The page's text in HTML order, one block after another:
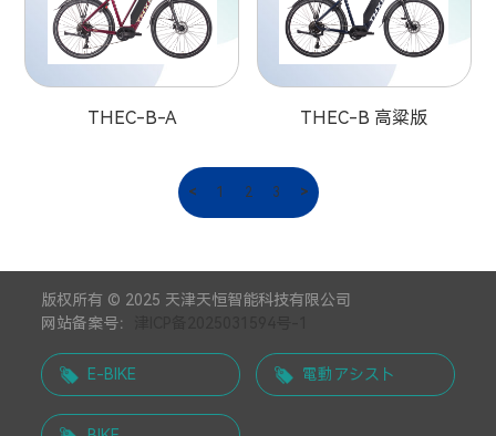
THEC-B-A THEC-B 高粱版
< 1 2 3 >
版权所有 © 2025 天津天恒智能科技有限公司
网站备案号：
E-BIKE 電動アシスト